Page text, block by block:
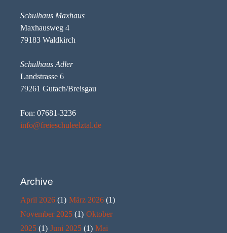
Schulhaus Maxhaus
Maxhausweg 4
79183 Waldkirch
Schulhaus Adler
Landstrasse 6
79261 Gutach/Breisgau
Fon: 07681-3236
info@freieschuleelztal.de
Archive
April 2026 (1) März 2026 (1)
November 2025 (1) Oktober
2025 (1) Juni 2025 (1) Mai